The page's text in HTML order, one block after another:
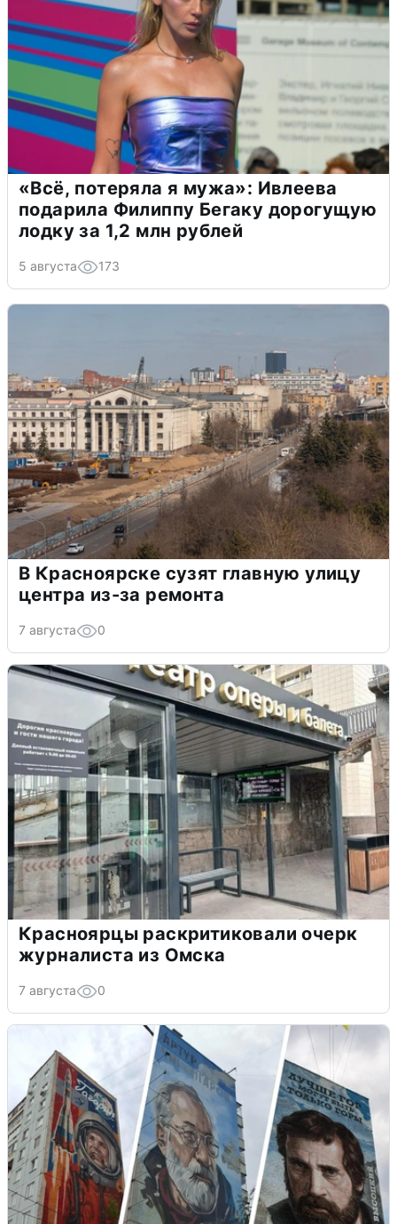
«Всё, потеряла я мужа»: Ивлеева
подарила Филиппу Бегаку дорогущую
лодку за 1,2 млн рублей
5 августа 173
В Красноярске сузят главную улицу
центра из-за ремонта
7 августа 0
Красноярцы раскритиковали очерк
журналиста из Омска
7 августа 0